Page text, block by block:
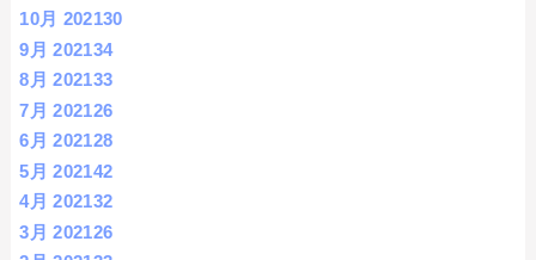
10月 202130
9月 202134
8月 202133
7月 202126
6月 202128
5月 202142
4月 202132
3月 202126